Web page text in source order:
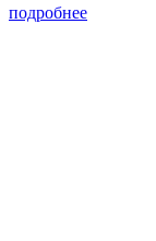
подробнее